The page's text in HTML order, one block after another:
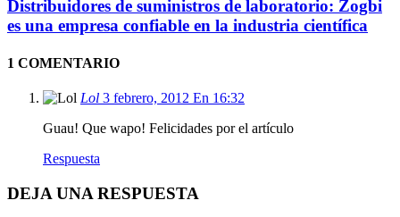
Distribuidores de suministros de laboratorio: Zogbi
es una empresa confiable en la industria científica
1 COMENTARIO
Lol 3 febrero, 2012 En 16:32
Guau! Que wapo! Felicidades por el artículo
Respuesta
DEJA UNA RESPUESTA